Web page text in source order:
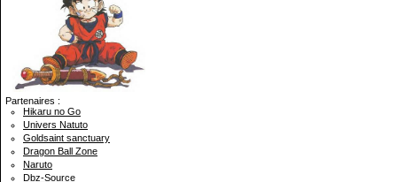
Partenaires :
Hikaru no Go
Univers Natuto
Goldsaint sanctuary
Dragon Ball Zone
Naruto
Dbz-Source